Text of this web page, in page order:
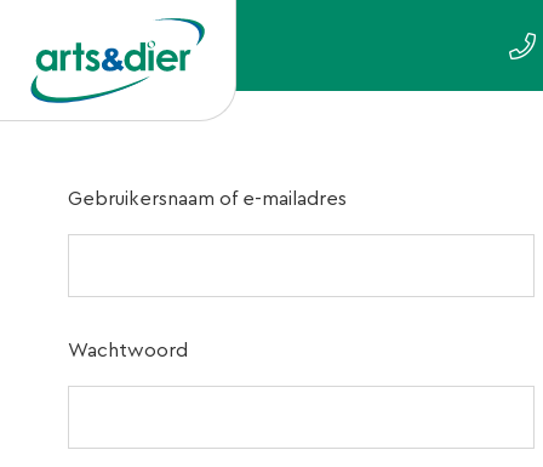
Gebruikersnaam of e-mailadres
Wachtwoord